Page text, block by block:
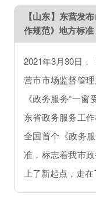
【山东】东营发
作规范》地方标准
2021年3月30日，
营市市场监督管
《政务服务“一
东省政务服务工
全国首个《政务
准，标志着我市
上了新起点，走在